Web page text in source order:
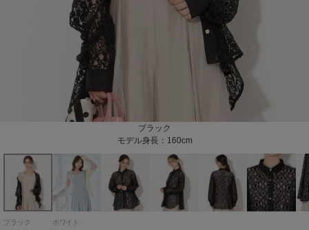
ブラック
モデル身長：160cm
ホワイト
モデル身長：159cm
モデル身長：160cm
モデル身長：160cm
モデル身長：160cm
モデル身長：160cm
モデル身長：160cm
モデル身長：160cm
モデル身長：160cm
モデル身長：160cm
モデル身長：160cm
モデル身長：159cm
モデル身長：159cm
ブラック ホワイト